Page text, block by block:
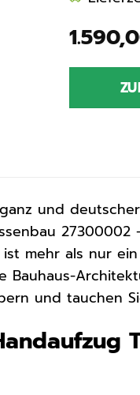
und
ist mehr als nur
und tauchen